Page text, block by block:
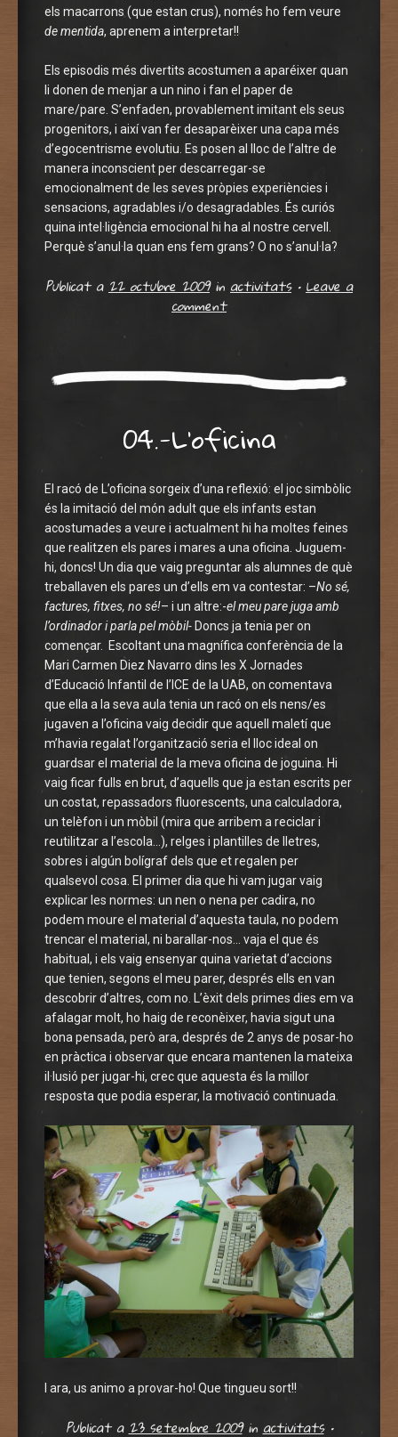
els macarrons (que estan crus), només ho fem veure
de mentida, aprenem a interpretar!!
Els episodis més divertits acostumen a aparéixer quan
li donen de menjar a un nino i fan el paper de
mare/pare. S’enfaden, provablement imitant els seus
progenitors, i així van fer desaparèixer una capa més
d’egocentrisme evolutiu. Es posen al lloc de l’altre de
manera inconscient per descarregar-se
emocionalment de les seves pròpies experiències i
sensacions, agradables i/o desagradables. És curiós
quina intel·ligència emocional hi ha al nostre cervell.
Perquè s’anul·la quan ens fem grans? O no s’anul·la?
Publicat a22 octubre 2009 in activitats •Leave a
comment
04.-L’oficina
El racó de L’oficina sorgeix d’una reflexió: el joc simbòlic
és la imitació del món adult que els infants estan
acostumades a veure i actualment hi ha moltes feines
que realitzen els pares i mares a una oficina. Juguem-
hi, doncs! Un dia que vaig preguntar als alumnes de què
treballaven els pares un d’ells em va contestar: –No sé,
factures, fitxes, no sé!– i un altre:-el meu pare juga amb
l’ordinador i parla pel mòbil- Doncs ja tenia per on
començar. Escoltant una magnífica conferència de la
Mari Carmen Diez Navarro dins les X Jornades
d’Educació Infantil de l’ICE de la UAB, on comentava
que ella a la seva aula tenia un racó on els nens/es
jugaven a l’oficina vaig decidir que aquell maletí que
m’havia regalat l’organització seria el lloc ideal on
guardsar el material de la meva oficina de joguina. Hi
vaig ficar fulls en brut, d’aquells que ja estan escrits per
un costat, repassadors fluorescents, una calculadora,
un telèfon i un mòbil (mira que arribem a reciclar i
reutilitzar a l’escola…), relges i plantilles de lletres,
sobres i algún bolígraf dels que et regalen per
qualsevol cosa. El primer dia que hi vam jugar vaig
explicar les normes: un nen o nena per cadira, no
podem moure el material d’aquesta taula, no podem
trencar el material, ni barallar-nos… vaja el que és
habitual, i els vaig ensenyar quina varietat d’accions
que tenien, segons el meu parer, després ells en van
descobrir d’altres, com no. L’èxit dels primes dies em va
afalagar molt, ho haig de reconèixer, havia sigut una
bona pensada, però ara, després de 2 anys de posar-ho
en pràctica i observar que encara mantenen la mateixa
il·lusió per jugar-hi, crec que aquesta és la millor
resposta que podia esperar, la motivació continuada.
I ara, us animo a provar-ho! Que tingueu sort!!
Publicat a23 setembre 2009 inactivitats •